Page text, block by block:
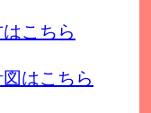
こちら
はこちら